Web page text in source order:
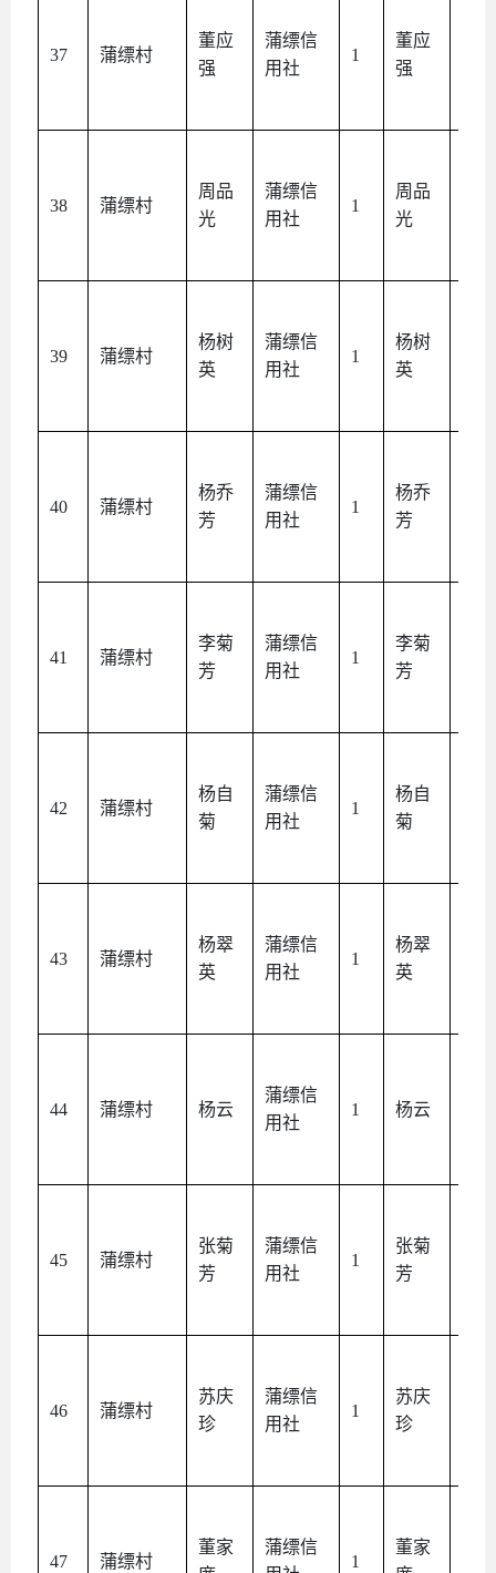
37 蒲缥村
董应
强
蒲缥信
用社
1
董应
强
38 蒲缥村
周品
光
蒲缥信
用社
1
周品
光
39 蒲缥村
杨树
英
蒲缥信
用社
1
杨树
英
40 蒲缥村
杨乔
芳
蒲缥信
用社
1
杨乔
芳
41 蒲缥村
李菊
芳
蒲缥信
用社
1
李菊
芳
42 蒲缥村
杨自
菊
蒲缥信
用社
1
杨自
菊
43 蒲缥村
杨翠
英
蒲缥信
用社
1
杨翠
英
44 蒲缥村 杨云
蒲缥信
用社
1 杨云
45 蒲缥村
张菊
芳
蒲缥信
用社
1
张菊
芳
46 蒲缥村
苏庆
珍
蒲缥信
用社
1
苏庆
珍
47 蒲缥村
董家
蒲缥信
1
董家